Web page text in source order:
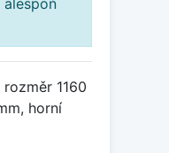
alespoň
1160
horní